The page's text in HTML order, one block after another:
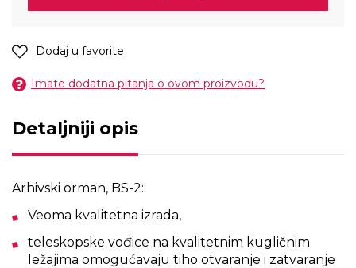
Dodaj u favorite
Imate dodatna pitanja o ovom proizvodu?
Detaljniji opis
Arhivski orman, BS-2:
Veoma kvalitetna izrada,
teleskopske vođice na kvalitetnim kugličnim
ležajima omogućavaju tiho otvaranje i zatvaranje